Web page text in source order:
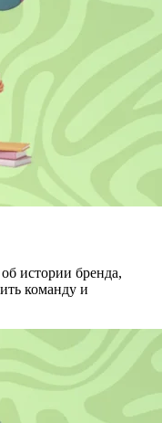
истории бренда,
команду и